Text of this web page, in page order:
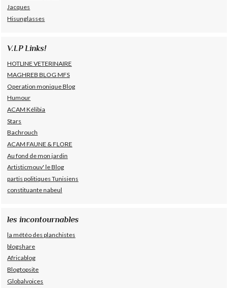
Jacques
Hisunglasses
V.I.P Links!
HOTLINE VETERINAIRE
MAGHREB BLOG MFS
Operation monique Blog
Humour
ACAM Kélibia
Stars
Bachrouch
ACAM FAUNE & FLORE
Au fond de mon jardin
Artisticmouv' le Blog
partis politiques Tunisiens
constituante nabeul
les incontournables
la météo des planchistes
blogshare
Africablog
Blogtopsite
Globalvoices